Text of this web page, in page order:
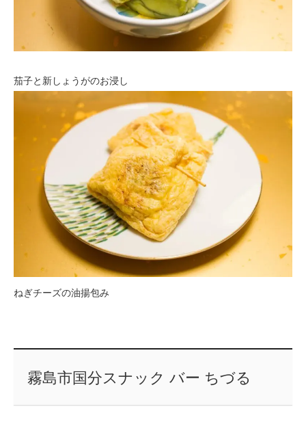
茄子と新しょうがのお浸し
ねぎチーズの油揚包み
霧島市国分スナック バー ちづる